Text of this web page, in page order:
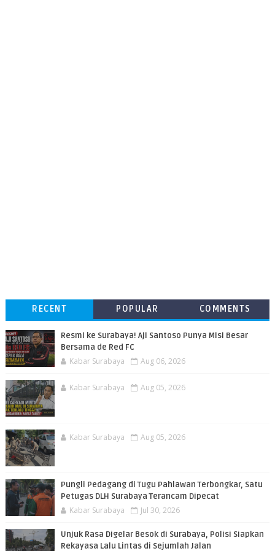
RECENT POPULAR COMMENTS
Resmi ke Surabaya! Aji Santoso Punya Misi Besar
Bersama de Red FC
Kabar Surabaya Aug 06, 2026
Kabar Surabaya Aug 05, 2026
Kabar Surabaya Aug 05, 2026
Pungli Pedagang di Tugu Pahlawan Terbongkar, Satu
Petugas DLH Surabaya Terancam Dipecat
Kabar Surabaya Jul 30, 2026
Unjuk Rasa Digelar Besok di Surabaya, Polisi Siapkan
Rekayasa Lalu Lintas di Sejumlah Jalan